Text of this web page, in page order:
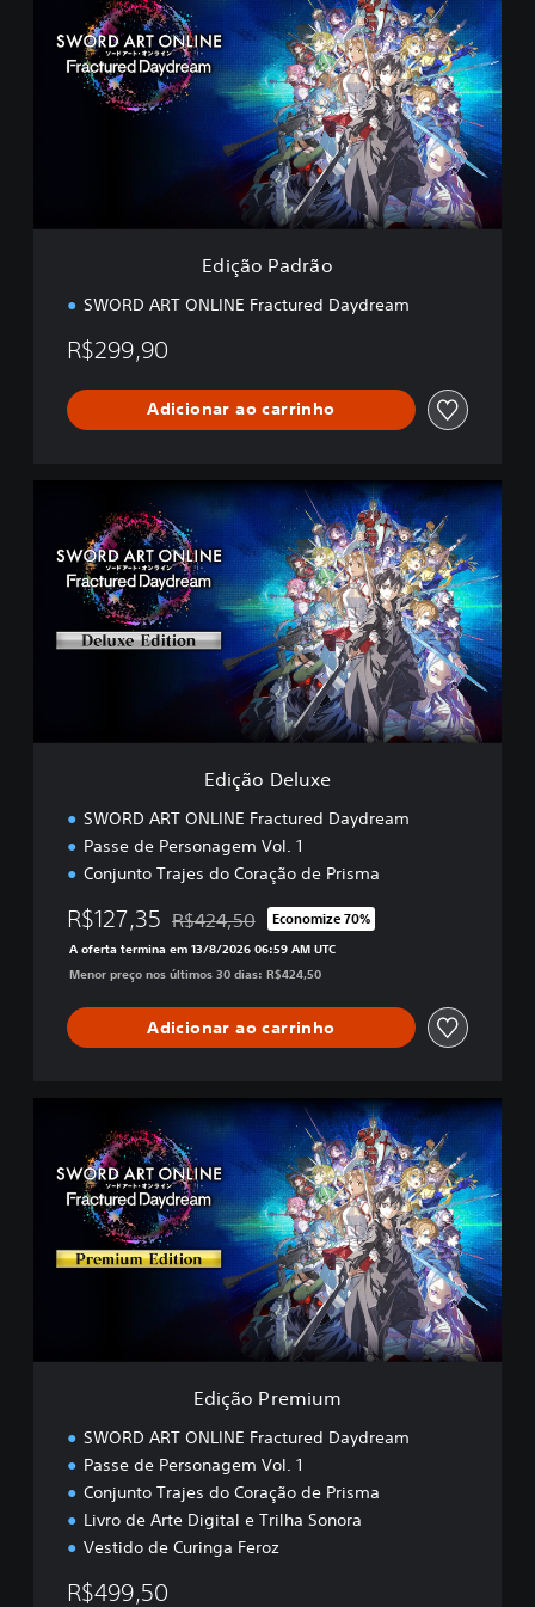
o
Edição Padrão
SWORD ART ONLINE Fractured Daydream
R$299,90
Adicionar ao carrinho
e
Edição Deluxe
SWORD ART ONLINE Fractured Daydream
Passe de Personagem Vol. 1
Conjunto Trajes do Coração de Prisma
R$127,35 Desconto aplicado no preço original de
R$424,50 Economize 70%
A oferta termina em 13/8/2026 06:59 AM UTC
Menor preço nos últimos 30 dias: R$424,50
Adicionar ao carrinho
u
Edição Premium
SWORD ART ONLINE Fractured Daydream
Passe de Personagem Vol. 1
Conjunto Trajes do Coração de Prisma
Livro de Arte Digital e Trilha Sonora
Vestido de Curinga Feroz
R$499,50